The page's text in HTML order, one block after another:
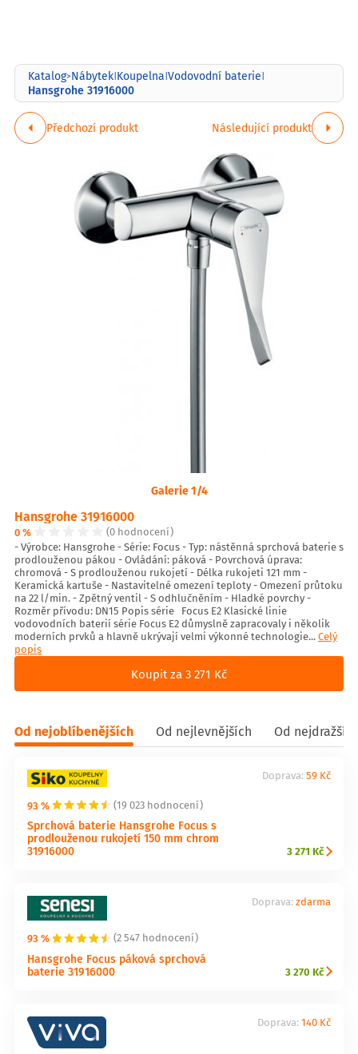
Katalog>Nábytek|Koupelna|Vodovodní baterie|
Hansgrohe 31916000
Předchozí produkt Následující produkt
Galerie 1/4
Hansgrohe 31916000
0 %
(0 hodnocení)
- Výrobce: Hansgrohe - Série: Focus - Typ: nástěnná sprchová baterie s
prodlouženou pákou - Ovládání: páková - Povrchová úprava:
chromová - S prodlouženou rukojetí - Délka rukojeti 121 mm -
Keramická kartuše - Nastavitelné omezení teploty - Omezení průtoku
na 22 l/min. - Zpětný ventil - S odhlučněním - Hladké povrchy -
Rozměr přívodu: DN15 Popis série Focus E2 Klasické linie
vodovodních baterií série Focus E2 důmyslně zapracovaly i několik
moderních prvků a hlavně ukrývají velmi výkonné technologie...Celý
popis
Koupit za 3 271 Kč
Od nejoblíbenějších Od nejlevnějších Od
93 % (19 023 hodnocení)
Sprchová baterie Hansgrohe Focus s
prodlouženou rukojetí 150 mm chrom
31916000
Doprava: 59 Kč
3 271 Kč
93 % (2 547 hodnocení)
Hansgrohe Focus páková sprchová
baterie 31916000
Doprava: zdarma
3 270 Kč
Doprava: 140 Kč